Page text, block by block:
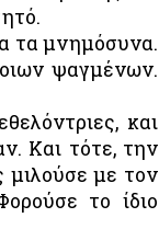
τα μνημόσυνα.
ψαγμένων.
και
Και τότε, την
μιλούσε με τον
το ίδιο